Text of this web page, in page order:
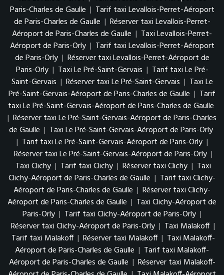
Paris-Charles de Gaulle | Tarif taxi Levallois-Perret-Aéroport
de Paris-Charles de Gaulle | Réserver taxi Levallois-Perret-
Aéroport de Paris-Charles de Gaulle | Taxi Levallois-Perret-
Aéroport de Paris-Orly | Tarif taxi Levallois-Perret-Aéroport
de Paris-Orly | Réserver taxi Levallois-Perret-Aéroport de
Paris-Orly | Taxi Le Pré-Saint-Gervais | Tarif taxi Le Pré-
Saint-Gervais | Réserver taxi Le Pré-Saint-Gervais | Taxi Le
Pré-Saint-Gervais-Aéroport de Paris-Charles de Gaulle | Tarif
taxi Le Pré-Saint-Gervais-Aéroport de Paris-Charles de Gaulle
| Réserver taxi Le Pré-Saint-Gervais-Aéroport de Paris-Charles
de Gaulle | Taxi Le Pré-Saint-Gervais-Aéroport de Paris-Orly
| Tarif taxi Le Pré-Saint-Gervais-Aéroport de Paris-Orly |
Réserver taxi Le Pré-Saint-Gervais-Aéroport de Paris-Orly |
Taxi Clichy | Tarif taxi Clichy | Réserver taxi Clichy | Taxi
Clichy-Aéroport de Paris-Charles de Gaulle | Tarif taxi Clichy-
Aéroport de Paris-Charles de Gaulle | Réserver taxi Clichy-
Aéroport de Paris-Charles de Gaulle | Taxi Clichy-Aéroport de
Paris-Orly | Tarif taxi Clichy-Aéroport de Paris-Orly |
Réserver taxi Clichy-Aéroport de Paris-Orly | Taxi Malakoff |
Tarif taxi Malakoff | Réserver taxi Malakoff | Taxi Malakoff-
Aéroport de Paris-Charles de Gaulle | Tarif taxi Malakoff-
Aéroport de Paris-Charles de Gaulle | Réserver taxi Malakoff-